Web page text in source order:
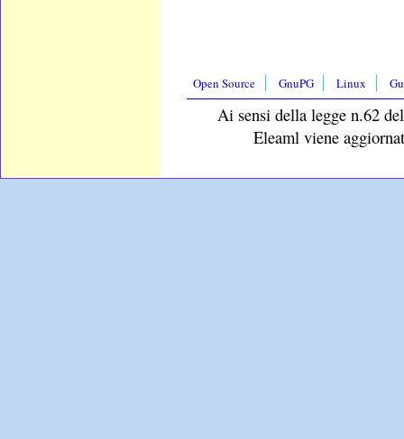
Open Source GnuPG Linux
Ai sensi della legge n.62
Eleaml viene